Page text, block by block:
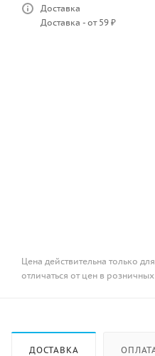
Доставка
Доставка - от 59 ₽
Цена действительна только
отличаться от цен в
ДОСТАВКА